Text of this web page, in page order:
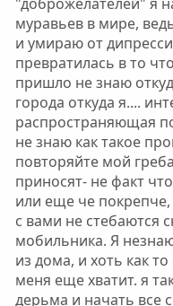
муравьев в мире,
и умираю от
превратилась в то
пришло не знаю
города откуда я....
распространяющая
не знаю как такое
повторяйте мой
приносят- не факт
или еще че
с вами не стебаются
мобильника. Я
из дома, и хоть как
меня еще хватит. я
дерьма и начать все